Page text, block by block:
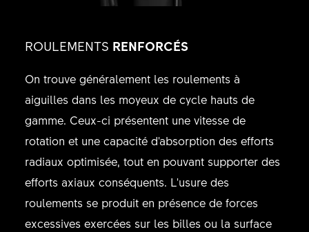
ROULEMENTS RENFORCÉS
On trouve généralement les roulements à
aiguilles dans les moyeux de cycle hauts de
gamme. Ceux-ci présentent une vitesse de
rotation et une capacité d'absorption des efforts
radiaux optimisée, tout en pouvant supporter des
efforts axiaux conséquents. L'usure des
roulements se produit en présence de forces
excessives exercées sur les billes ou la surface